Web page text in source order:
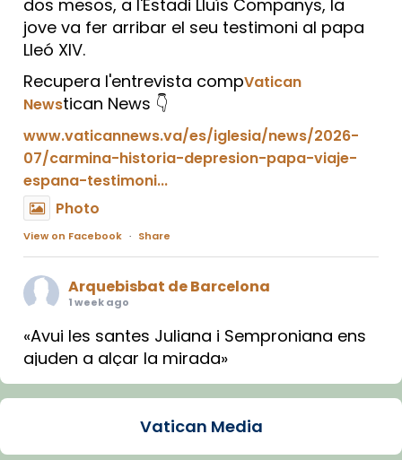
dos mesos, a l'Estadi Lluís Companys, la
jove va fer arribar el seu testimoni al papa
Lleó XIV.
Recupera l'entrevista compVatican
Newstican News 👇
www.vaticannews.va/es/iglesia/news/2026-
07/carmina-historia-depresion-papa-viaje-
espana-testimoni...
Photo
View on Facebook · Share
Arquebisbat de Barcelona
1 week ago
«Avui les santes Juliana i Semproniana ens
ajuden a alçar la mirada»
Mons. Sergi Gordo, bisbe de Tortosa, ha
Santes de Mataró.Vatican Media